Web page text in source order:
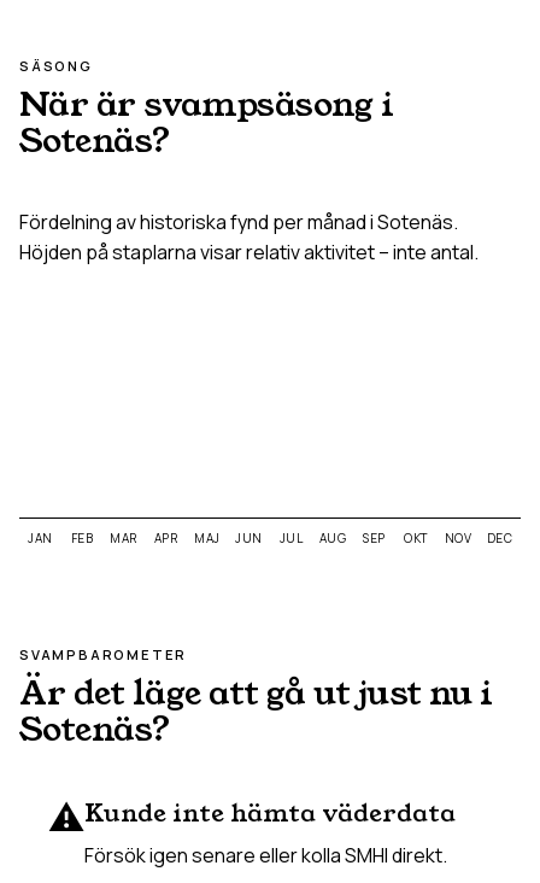
SÄSONG
När är svampsäsong i
Sotenäs?
Fördelning av historiska fynd per månad iSotenäs.
Höjden på staplarna visar relativ aktivitet – inte antal.
JAN FEB MAR APR MAJ JUN JUL AUG SEP OKT NOV DEC
SVAMPBAROMETER
Är det läge att gå ut just nu i
Sotenäs?
⚠️Kunde inte hämta väderdata
Försök igen senare eller kolla SMHI direkt.